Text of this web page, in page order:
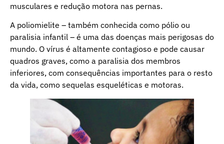
musculares e redução motora nas pernas.
A poliomielite – também conhecida como pólio ou
paralisia infantil – é uma das doenças mais perigosas do
mundo. O vírus é altamente contagioso e pode causar
quadros graves, como a paralisia dos membros
inferiores, com consequências importantes para o resto
da vida, como sequelas esqueléticas e motoras.